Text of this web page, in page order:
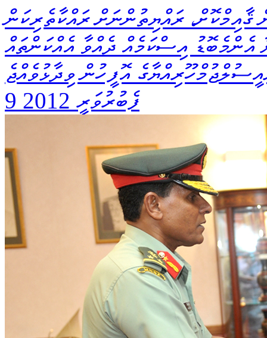
ޤާއިމްކޮށް، ރައްޔިތުންނަށް ރައްކާތެރިކަން
އެންމެބޮޑު އިސްކަމެއް ދެއްވާ އެއްކަންތައް
އޮފީހުން ވިދާޅުވެއްޖެ
9 ފެބުރުވަރީ 2012